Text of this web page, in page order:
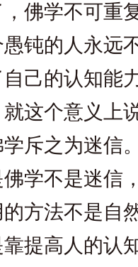
佛学不可重
钝的人永远
己的认知能
这个意义上
斥之为迷信
学不是迷信
方法不是自
提高人的认